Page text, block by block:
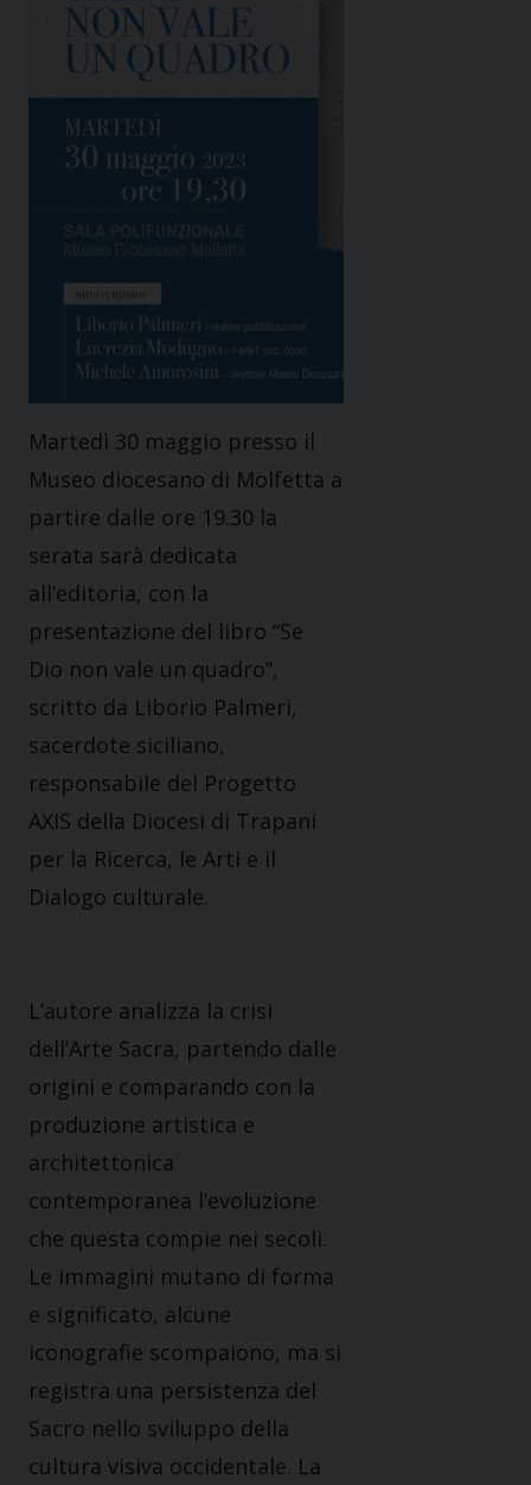
Martedì 30 maggio presso il
Museo diocesano di Molfetta a
partire dalle ore 19.30 la
serata sarà dedicata
all’editoria, con la
presentazione del libro “Se
Dio non vale un quadro”,
scritto da Liborio Palmeri,
sacerdote siciliano,
responsabile del Progetto
AXIS della Diocesi di Trapani
per la Ricerca, le Arti e il
Dialogo culturale.
L’autore analizza la crisi
dell’Arte Sacra, partendo dalle
origini e comparando con la
produzione artistica e
architettonica
contemporanea l’evoluzione
che questa compie nei secoli.
Le immagini mutano di forma
e significato, alcune
iconografie scompaiono, ma si
registra una persistenza del
Sacro nello sviluppo della
cultura visiva occidentale. La